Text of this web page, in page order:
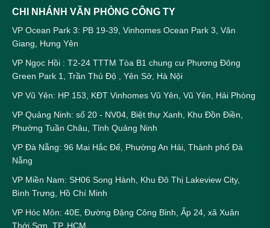
CHI NHÁNH VĂN PHÒNG CÔNG TY
VP Ocean Park 3: PB 19-39, Vinhomes Ocean Park 3, Văn
Giang, Hưng Yên
VP Ngọc Hồi : T2-24 TTTM Tòa B1 chung cư Phương Đông
Green Park 1, Trần Thủ Độ , Yên Sở, Hà Nội
VP Vũ Yên: HP 153, KĐT Vinhomes Vũ Yên, Vũ Yên, Hải Phòng
VP Quảng Ninh: số 20 - NV04, Biệt thự Xanh, Khu Đồn Điền,
Phường Tuần Châu, Tỉnh Quảng Ninh
VP Đà Nẵng: 96 Mai Hắc Đế, Phường An Hải, Thành phố Đà
Nẵng
VP Miền Nam: SH06 Song Hành, Khu Đô Thị Lakeview City,
Bình Trưng, Hồ Chí Minh
VP Hóc Môn: 40E, Đường Đặng Công Bỉnh, Ấp 24, xã Xuân
Thới Sơn, TP. HCM